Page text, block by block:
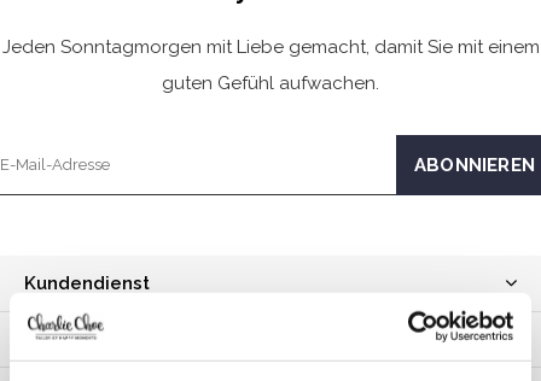
Jeden Sonntagmorgen mit Liebe gemacht, damit Sie mit einem
guten Gefühl aufwachen.
Kundendienst
Mein Konto